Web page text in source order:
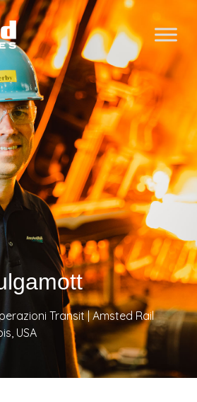
Transit | Amsted Rail
USA